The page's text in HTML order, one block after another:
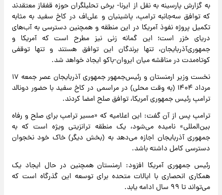
به گزارش پارسینه به نقل از ایرنا- برخی تحلیلگران حوزه قفقاز معتقدند
که توافق سه‌جانبه ترامپ، پاشینیان و علی‌اف در کاخ سفید به مثابه
تکمیل پروژه نفوذ آمریکا در این منطقه و همچنین دسترسی به آب‌های
دریای خزر است؛ این گمانه زنی نیز مطرح است که آمریکا و
جمهوری‌آذربایجان، تنها برندگان این توافق هستند و تنها توقفی
کوتاه‌مدت در مناقشه میان ایروان-باکو ایجاد خواهد شد.
نخست وزیر ارمنستان و رئیس‌جمهور جمهوری آذربایجان عصر جمعه ۱۷
مرداد ۱۴۰۴ (به وقت محلی) در مراسمی در کاخ سفید با حضور دونالد
ترامپ رئیس جمهوری آمریکا، توافق صلح امضا کردند.
ترامپ پس از آن گفت:‌ این اعلامیه که «مسیر ترامپ برای صلح و رفاه
بین‌المللی» نامیده می‌شود، یک منطقه ترانزیتی ویژه است که به
جمهوری آذربایجان اجازه می‌دهد به (بخش دیگر) خاک خود نخجوان
دسترسی کامل داشته باشد.
رئیس جمهوری آمریکا افزود: ارمنستان همچنین در حال ایجاد یک
همکاری انحصاری با ایالات متحده برای توسعه این گذرگاه است که
می‌تواند تا ۹۹ سال ادامه یابد.